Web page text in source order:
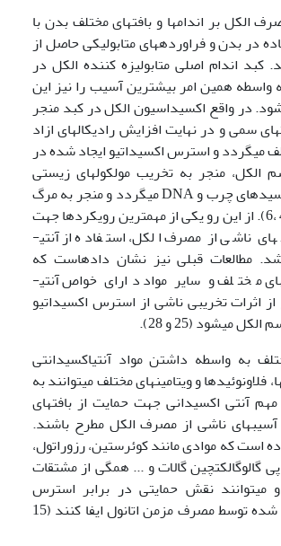
الکل بر اندام­ها و بافت­های مختلف بدن با
در بدن و فراورده­های متابولیکی حاصل از
کبد اندام اصلی متابولیزه کننده الکل در
واسطه همین امر بیشترین آسیب را نیز این
در واقع اکسیداسیون الکل در کبد منجر
سمی و در نهایت افزایش رادیکال­های ازاد
می­گردد و استرس اکسیداتیو ایجاد شده در
الکل، منجر به تخریب مولکول­های زیستی
نظیر پروتئین­ها، اسیدهای چرب و DNA می­گردد و منجر به مرگ
سلولی می­شود (4 ،6). از این رو یکی از مهمترین رویکردها جهت
ممانعت از آسیب­های ناشی از مصرف الکل، استفاده از آنتی­
مطالعات قبلی نیز نشان داده­است که
مصرف ویتامین­های مختلف و سایر مواد دارای خواص آنتی­
اثرات تخریبی ناشی از استرس اکسیداتیو
می­شود (25 و 28).
به واسطه داشتن مواد آنتی­اکسیدانتی
فلاونوئید­ها و ویتامین­های مختلف می­توانند به
آنتی اکسیدانی جهت حمایت از بافتهای
آسیب­های ناشی از مصرف الکل مطرح باشند.
است که موادی مانند کوئرستین، رزوراتول،
گالوگالکتچین گالات و ... همگی از مشتقات
می­توانند نقش حمایتی در برابر استرس
اکسیداتیو تولید شده توسط مصرف مزمن اتانول ایفا کنند (15